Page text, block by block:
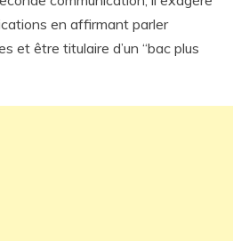
en affirmant parler
et être titulaire d’un “bac plus